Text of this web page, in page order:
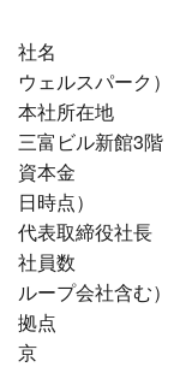
社名
ウェルスパーク）
本社所在地
三富ビル新館3階
資本金
日時点）
代表取締役社
社員数 157
ループ会社含む）
拠点 香港、
京